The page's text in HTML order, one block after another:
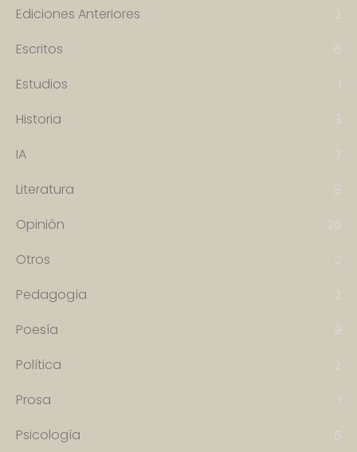
Ediciones Anteriores 3
Escritos 6
Estudios 1
Historia 3
IA 3
Literatura 8
Opinión 26
Otros 2
Pedagogía 2
Poesía 9
Política 2
Prosa 1
Psicología 5